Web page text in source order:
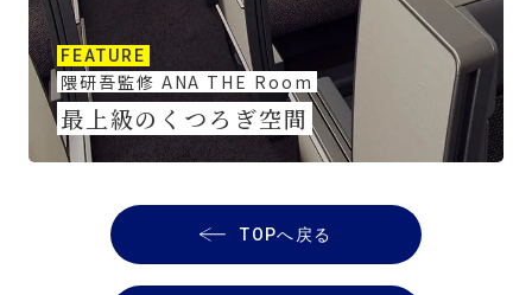
FEATURE
隈研吾監修 ANA THE Room
最上級のくつろぎ空間
TOPへ戻る